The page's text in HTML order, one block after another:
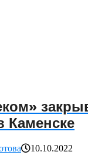
Каменске
10.10.2022